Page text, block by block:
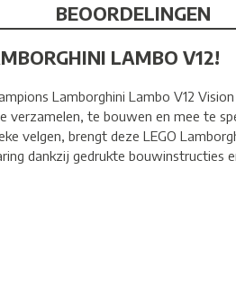
BEOORDELINGEN
LAMBO V12!
Lamborghini Lambo V12
te bouwen en mee te
velgen, brengt deze LEGO
dankzij gedrukte bouwinstructies